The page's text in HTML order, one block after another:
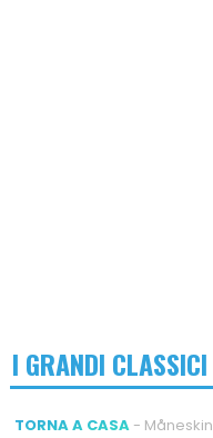
I GRANDI CLASSICI
TORNA A CASA- Måneskin